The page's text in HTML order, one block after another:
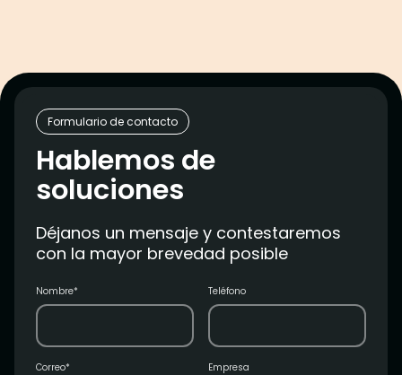
Formulario de contacto
Hablemos de
soluciones
Déjanos un mensaje y contestaremos
con la mayor brevedad posible
Nombre* Teléfono
Correo* Empresa